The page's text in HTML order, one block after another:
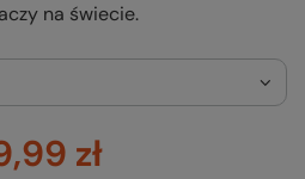
na świecie.
zł